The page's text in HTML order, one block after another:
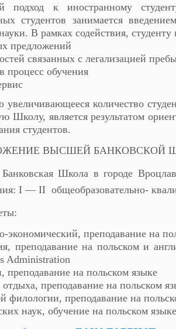
подход к иностранному
студентов занимается
В рамках содействия,
предложений
связанных с легализацией
процесс обучения
увеличивающееся количество
Школу, является результатом
студентов.
ВЫСШЕЙ БАНКОВСКОЙ
Школа в городе
I — ІІ общеобразовательно-
экономический, преподавание на
преподавание на польском и
Administration
преподавание на польском языке
преподавание на польском
филологии, преподавание на
наук, обучение на польском языке